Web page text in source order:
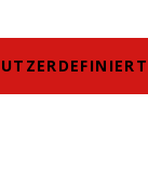
Datenschutz
reicht.